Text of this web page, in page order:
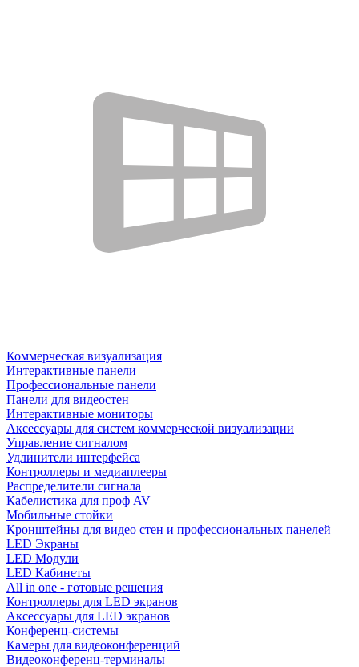
Коммерческая визуализация
Интерактивные панели
Профессиональные панели
Панели для видеостен
Интерактивные мониторы
Аксессуары для систем коммерческой визуализации
Управление сигналом
Удлинители интерфейса
Контроллеры и медиаплееры
Распределители сигнала
Кабелистика для проф AV
Мобильные стойки
Кронштейны для видео стен и профессиональных панелей
LED Экраны
LED Модули
LED Кабинеты
All in one - готовые решения
Контроллеры для LED экранов
Аксессуары для LED экранов
Конференц-системы
Камеры для видеоконференций
Видеоконференц-терминалы